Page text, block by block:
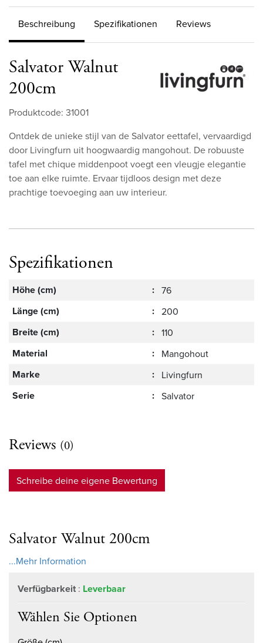
Beschreibung Spezifikationen Reviews
Salvator Walnut
200cm
Produktcode: 31001
Ontdek de unieke stijl van de Salvator eettafel, vervaardigd
door Livingfurn uit hoogwaardig mangohout. De robuuste
tafel met chique middenpoot voegt een vleugje elegantie
toe aan elke ruimte. Ervaar tijdloos design met deze
prachtige toevoeging aan uw interieur.
Spezifikationen
Höhe (cm) : 76
Länge (cm) : 200
Breite (cm) : 110
Material : Mangohout
Marke : Livingfurn
Serie : Salvator
Reviews (0)
Schreibe deine eigene Bewertung
Salvator Walnut 200cm
...Mehr Information
Verfügbarkeit : Leverbaar
Wählen Sie Optionen